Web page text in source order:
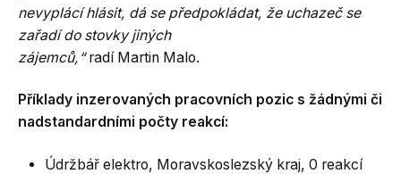
nevyplácí hlásit, dá se předpokládat, že uchazeč se
zařadí do stovky jiných
zájemců,“radí Martin Malo.
Příklady inzerovaných pracovních pozic s žádnými či
nadstandardními počty reakcí:
Údržbář elektro, Moravskoslezský kraj, 0 reakcí